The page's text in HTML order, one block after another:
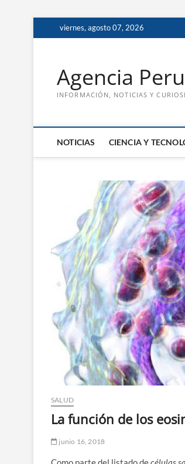
al
viernes, agosto 07, 2026
Agencia Peru
INFORMACIÓN, NOTICIAS Y
NOTICIAS CIENCIA Y
SALUD
La función de los
junio 16, 2018